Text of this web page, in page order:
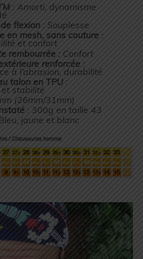
: Amorti, dynamisme
flexion : Souplesse
en mesh, sans couture :
et confort
rembourrée : Confort
renforcée :
à l’abrasion, durabilité
talon en TPU :
stabilité
(26mm/31mm)
: 300g en taille 43
jaune et blanc